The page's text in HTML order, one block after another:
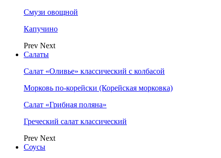
Смузи овощной
Капучино
Prev Next
Салаты
Салат «Оливье» классический с колбасой
Морковь по-корейски (Корейская морковка)
Салат «Грибная поляна»
Греческий салат классический
Prev Next
Соусы